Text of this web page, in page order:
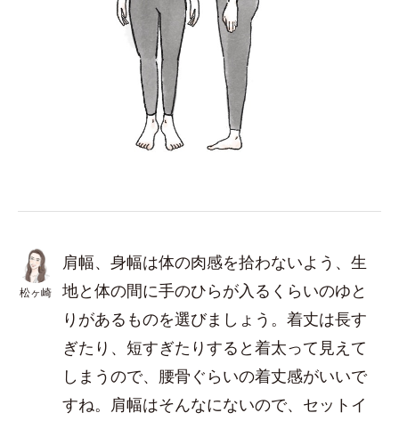
松ヶ崎
肩幅、身幅は体の肉感を拾わないよう、生
地と体の間に手のひらが入るくらいのゆと
りがあるものを選びましょう。着丈は長す
ぎたり、短すぎたりすると着太って見えて
しまうので、腰骨ぐらいの着丈感がいいで
すね。肩幅はそんなにないので、セットイ